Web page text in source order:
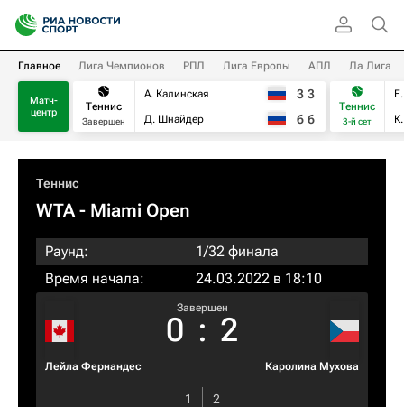
Главное Лига Чемпионов РПЛ Лига Европы АПЛ Ла Лига
Матч-
центр
Теннис
Завершен
А. Калинская
Д. Шнайдер
3 3
6 6
Теннис
3-й сет
Теннис
WTA- Miami Open
Раунд:
1/32 финала
Время начала:
24.03.2022 в 18:10
Лейла Фернандес
Завершен
0 : 2
Каролина Мухова
1
2